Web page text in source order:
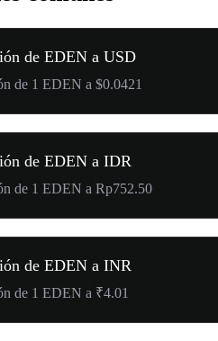
de EDEN a USD
de 1 EDEN a $0.0421
de EDEN a IDR
de 1 EDEN a Rp752.50
de EDEN a INR
de 1 EDEN a ₹4.01